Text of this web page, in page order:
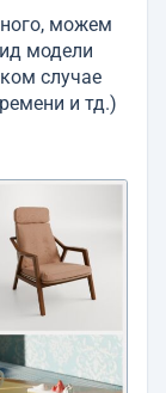
можем
модели
случае
и тд.)